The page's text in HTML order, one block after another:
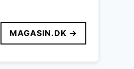
MAGASIN.DK →